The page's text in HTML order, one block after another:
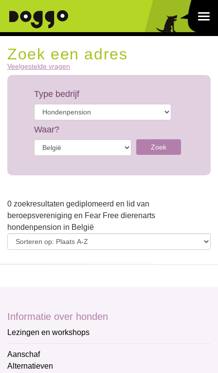
Zoek een adres
Veelgestelde vragen
Type bedrijf
Waar?
Zoek
0 zoekresultaten gediplomeerd en lid van
beroepsvereniging en Fear Free dierenarts
hondenpension in België
Informatie over honden
Lezingen en workshops
Aanschaf
Alternatieven